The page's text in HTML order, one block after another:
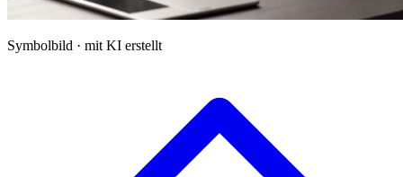
Symbolbild · mit KI erstellt